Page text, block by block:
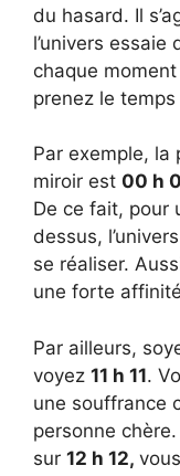
du hasard. Il
l’univers
chaque
prenez le
Par exemple, la
miroir est 00 h
De ce fait, pour
dessus,
se réaliser.
une forte
Par ailleurs,
voyez 11 h 11.
une souffrance
personne
sur 12 h 12,